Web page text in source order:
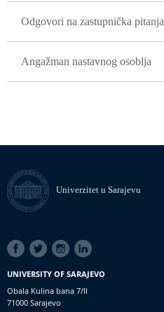
Odgovori na zastupnička pitanja
Angažman nastavnog osoblja
Univerzitet u Sarajevu
SOCIAL
LINKS
UNIVERSITY OF SARAJEVO
Obala Kulina bana 7/II
71000 Sarajevo